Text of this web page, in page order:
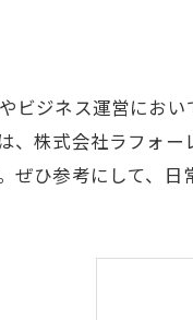
ビジネス運営にお
、株式会社ラフォ
ぜひ参考にして、日